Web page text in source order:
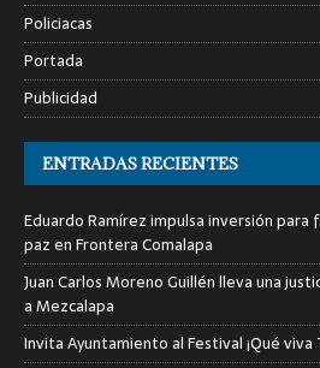
Policiacas
Portada
Publicidad
ENTRADAS RECIENTES
Eduardo Ramírez impulsa inversión
paz en Frontera Comalapa
Juan Carlos Moreno Guillén lleva una
a Mezcalapa
Invita Ayuntamiento al Festival ¡Qué viva